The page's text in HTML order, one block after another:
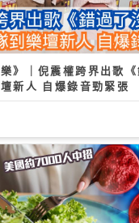
》｜倪震權跨界出歌《
新人 自爆錄音勁緊張